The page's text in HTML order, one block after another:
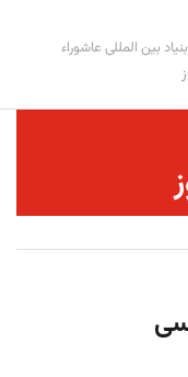
بنیاد بین المللی عاشوراء